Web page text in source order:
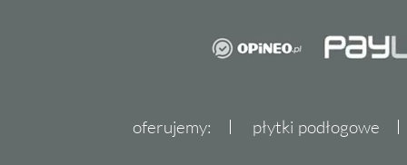
oferujemy: płytki podłogowe